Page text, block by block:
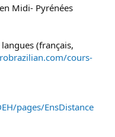
Midi- Pyrénées
(français,
cours-
pages/EnsDistance